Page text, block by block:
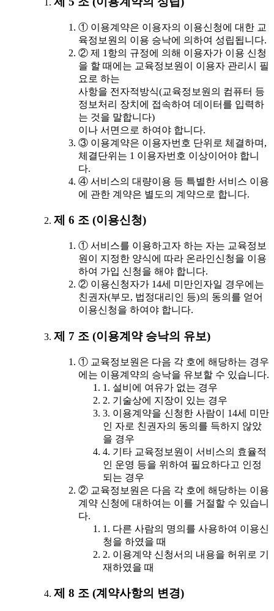
① 이용계약은 이용자의 이용신청에 대한 교
육정보원의 이용 승낙에 의하여 성립됩니다.
② 제 1항의 규정에 의해 이용자가 이용 신청
을 할 때에는 교육정보원이 이용자 관리시 필
요로 하는
사항을 전자적방식(교육정보원의 컴퓨터 등
정보처리 장치에 접속하여 데이터를 입력하
는 것을 말합니다)
이나 서면으로 하여야 합니다.
③ 이용계약은 이용자번호 단위로 체결하며,
체결단위는 1 이용자번호 이상이어야 합니
다.
④ 서비스의 대량이용 등 특별한 서비스 이용
에 관한 계약은 별도의 계약으로 합니다.
제 6 조 (이용신청)
① 서비스를 이용하고자 하는 자는 교육정보
원이 지정한 양식에 따라 온라인신청을 이용
하여 가입 신청을 해야 합니다.
② 이용신청자가 14세 미만인자일 경우에는
친권자(부모, 법정대리인 등)의 동의를 얻어
이용신청을 하여야 합니다.
제 7 조 (이용계약 승낙의 유보)
① 교육정보원은 다음 각 호에 해당하는 경우
에는 이용계약의 승낙을 유보할 수 있습니다.
1. 설비에 여유가 없는 경우
2. 기술상에 지장이 있는 경우
3. 이용계약을 신청한 사람이 14세 미만
인 자로 친권자의 동의를 득하지 않았
을 경우
4. 기타 교육정보원이 서비스의 효율적
인 운영 등을 위하여 필요하다고 인정
되는 경우
② 교육정보원은 다음 각 호에 해당하는 이용
계약 신청에 대하여는 이를 거절할 수 있습니
다.
1. 다른 사람의 명의를 사용하여 이용신
청을 하였을 때
2. 이용계약 신청서의 내용을 허위로 기
재하였을 때
제 8 조 (계약사항의 변경)